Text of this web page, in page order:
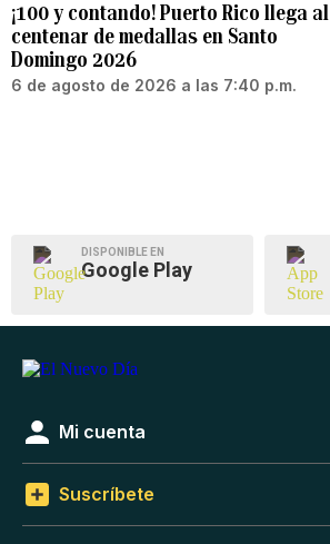
¡100 y contando! Puerto Rico llega al
centenar de medallas en Santo
Domingo 2026
6 de agosto de 2026 a las 7:40 p.m.
DISPONIBLE EN
Google Play
Mi cuenta
Suscríbete